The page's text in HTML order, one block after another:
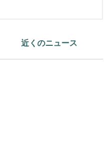
近くのニュース